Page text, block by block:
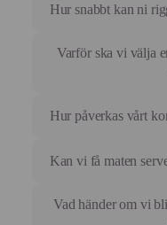
Hur snabbt kan ni
Vi anländer normalt
konferensrum.
Varför ska vi välja
Vanlig catering
matlagning i
inklusive disk och
Hur påverkas vårt
Minimalt. Vi
induktionshällar och
All förberedelse
Kan vi få maten
Absolut. Vi är
mötet är inne i en
Vad händer om vi